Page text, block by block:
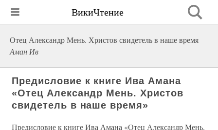
ВикиЧтение
Отец Александр Мень. Христов свидетель в наше время
Аман Ив
Предисловие к книге Ива Амана
«Отец Александр Мень. Христов
свидетель в наше время»
Предисловие к книге Ива Амана «Отец Александр Мень.